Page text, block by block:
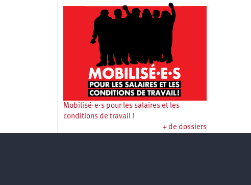
Mobilisé·e·s pour les salaires et les
conditions de travail !
+ de dossiers